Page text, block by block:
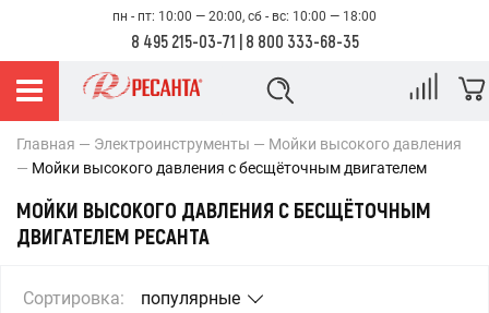
пн - пт: 10:00 — 20:00, сб - вс: 10:00 — 18:00
8 495 215-03-71 | 8 800 333-68-35
Главная Электроинструменты
Мойки высокого давления
Мойки высокого давления с бесщёточным двигателем
МОЙКИ ВЫСОКОГО ДАВЛЕНИЯ С БЕСЩЁТОЧНЫМ
ДВИГАТЕЛЕМ РЕСАНТА
Сортировка: популярные